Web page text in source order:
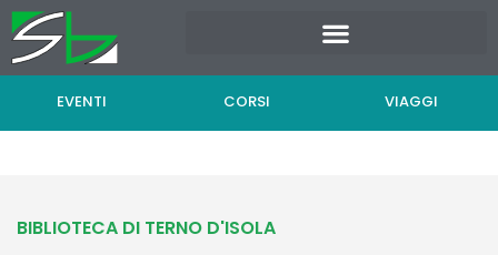
Vai
al
contenuto
EVENTI CORSI VIAGGI
BIBLIOTECA DI TERNO D'ISOLA